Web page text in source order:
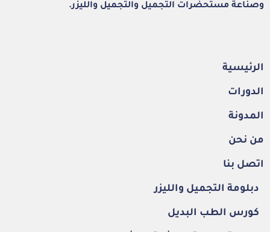
وصناعة مستحضرات التجميل والتجميل والليزر.
الرئيسية
الدورات
المدونة
من نحن
اتصل بنا
دبلومة التجميل والليزر
كورس الطب البديل